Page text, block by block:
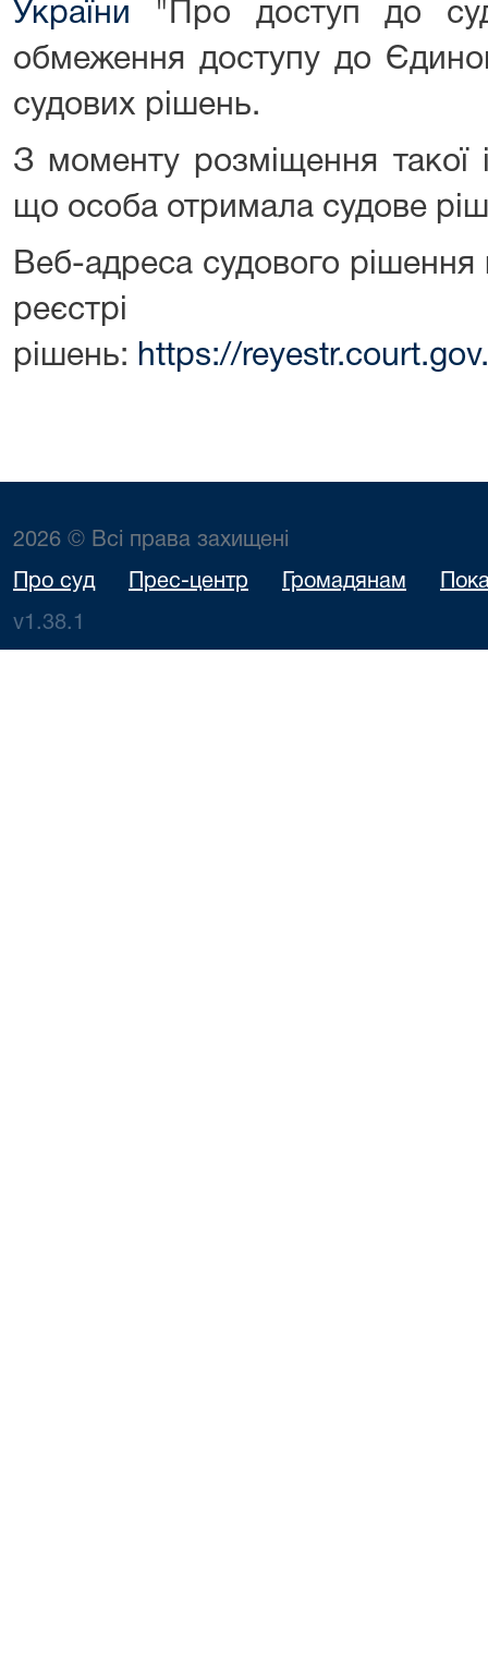
України "Про доступ до
обмеження доступу до
судових рішень.
З моменту розміщення такої
що особа отримала судове
Веб-адреса судового
реєстрі
рішень: https://
2026 © Всі права захищені
Про суд Прес-центр Громадянам
v1.38.1